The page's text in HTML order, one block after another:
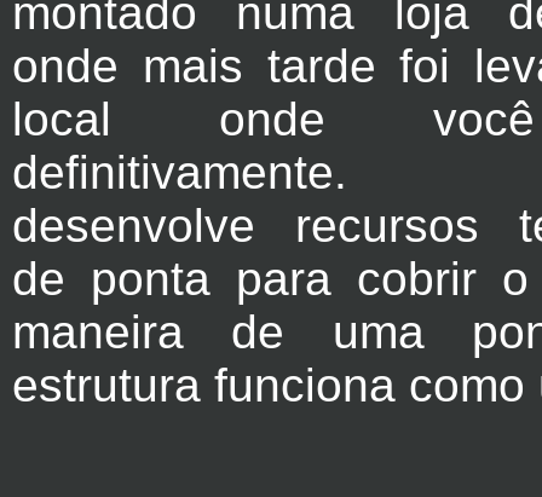
montado numa loja
onde mais tarde foi
local onde
definitivamente.
desenvolve recursos
de ponta para cobrir
maneira de uma
estrutura funciona como